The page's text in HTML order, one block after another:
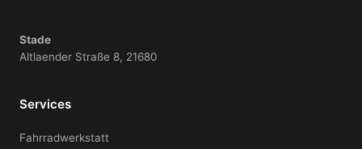
Stade
Altlaender Straße 8, 21680
Services
Fahrradwerkstatt